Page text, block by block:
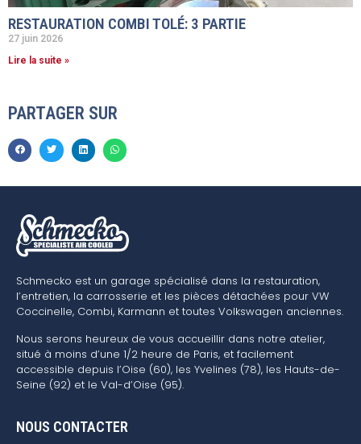
RESTAURATION COMBI TOLÉ: 3 PARTIE
27 juin 2026
Lire la suite »
PARTAGER SUR
Schmecko est un garage spécialisé dans la restauration,
l’entretien, la carrosserie et les pièces détachées pour VW
Coccinelle, Combi, Karmann et toutes Volkswagen anciennes.
Nous serons heureux de vous accueillir dans notre atelier,
situé à moins d’une 1/2 heure de Paris, et facilement
accessible depuis l’Oise (60), les Yvelines (78), les Hauts-de-
Seine (92) et le Val-d’Oise (95).
NOUS CONTACTER